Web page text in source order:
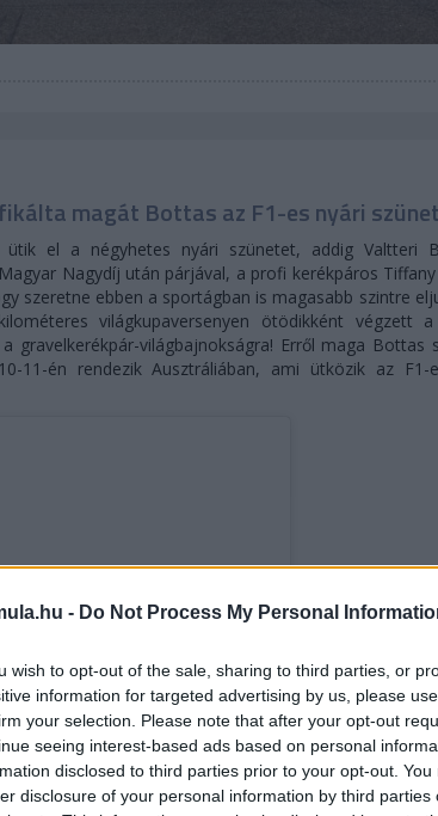
- Do Not Process My Personal
wish to opt-out of the sale, sharing to third parties, or
information for targeted advertising by us, please
your selection. Please note that after your opt-out
seeing interest-based ads based on personal
disclosed to third parties prior to your opt-out.
disclosure of your personal information by third parties
magát Bottas az F1-es nyári
el a négyhetes nyári szünetet, addig Valtteri
Nagydíj után párjával, a profi kerékpáros
szeretne ebben a sportágban is magasabb szintre
világkupaversenyen ötödikként végzett
gravelkerékpár-világbajnokságra! Erről maga Bottas
én rendezik Ausztráliában, ami ütközik az F1-